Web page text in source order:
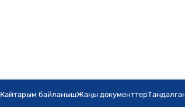
Кайтарым байланышЖаңы документтер